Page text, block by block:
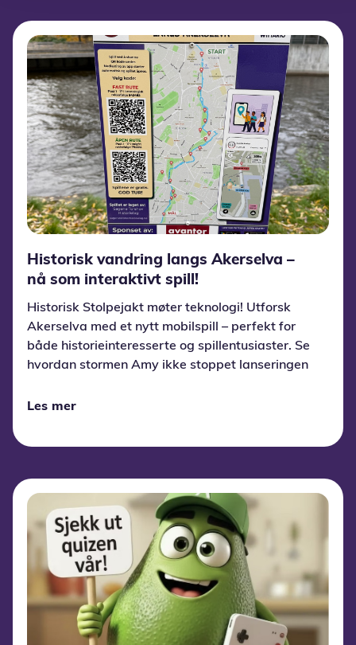
Historisk vandring langs Akerselva –
nå som interaktivt spill!
Historisk Stolpejakt møter teknologi! Utforsk
Akerselva med et nytt mobilspill – perfekt for
både historieinteresserte og spillentusiaster. Se
hvordan stormen Amy ikke stoppet lanseringen
video og bli med på reisen!
Les mer